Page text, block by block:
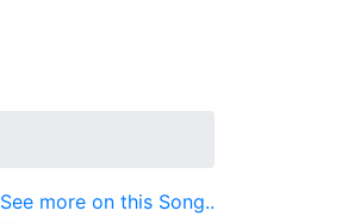
See more on this Song..